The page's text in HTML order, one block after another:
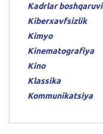
Kadrlar boshqaruvi
Kiberxavfsizlik
Kimyo
Kinematografiya
Kino
Klassika
Kommunikatsiya